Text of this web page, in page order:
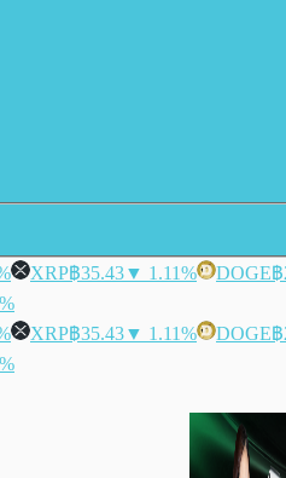
XRP฿35.43▼ 1.11% DOGE฿
XRP฿35.43▼ 1.11% DOGE฿